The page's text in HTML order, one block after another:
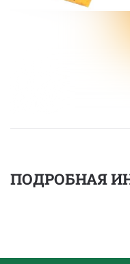
ПОДРОБНАЯ